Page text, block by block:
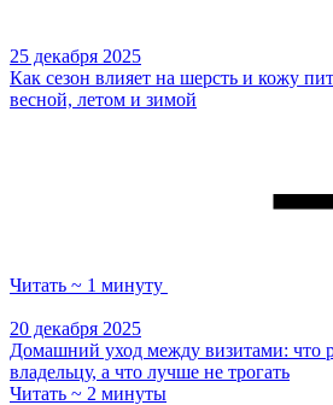
25 декабря 2025
Как сезон влияет на шерсть и кожу
весной, летом и зимой
Читать ~ 1 минуту
20 декабря 2025
Домашний уход между визитами: что
владельцу, а что лучше не трогать
Читать ~ 2 минуты